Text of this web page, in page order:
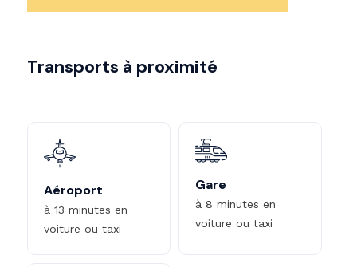
Transports à proximité
Aéroport
à 13 minutes en
voiture ou taxi
Gare
à 8 minutes en
voiture ou taxi